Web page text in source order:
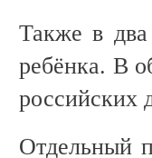
Также в два
ребёнка. В
российских
Отдельный